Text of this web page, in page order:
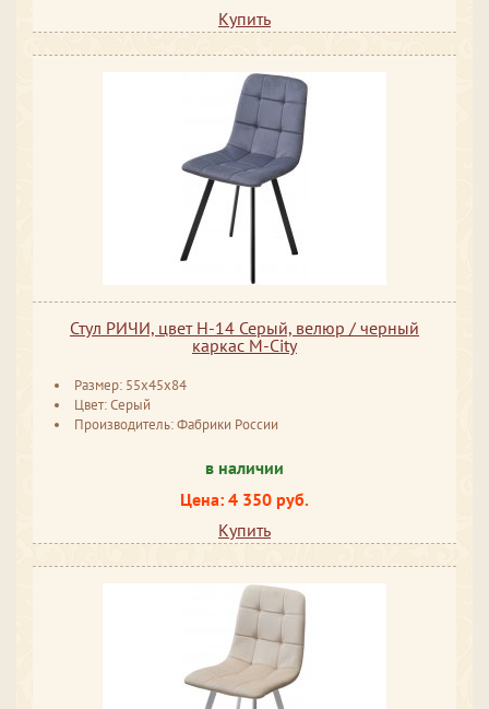
Купить
Стул РИЧИ, цвет H-14 Серый, велюр / черный
каркас М-City
Размер: 55x45x84
Цвет: Серый
Производитель: Фабрики России
в наличии
Цена: 4 350 руб.
Купить